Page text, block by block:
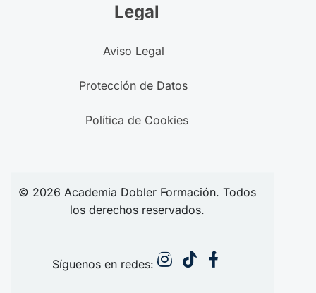
Legal
Aviso Legal
Protección de Datos
Política de Cookies
© 2026 Academia Dobler Formación. Todos
los derechos reservados.
Síguenos en redes: